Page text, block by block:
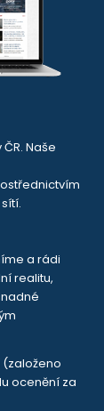
Naše
a rádi
realitu,
(založeno
ocenění za